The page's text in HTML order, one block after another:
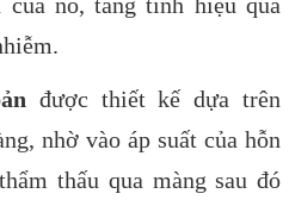
được thiết kế dựa trên
nhờ vào áp suất của hỗn
thấu qua màng sau đó